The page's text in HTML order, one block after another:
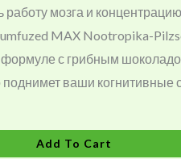
работу мозга и
MAX Nootropika-
формуле с грибным
поднимет ваши когнитивные
Add To Cart